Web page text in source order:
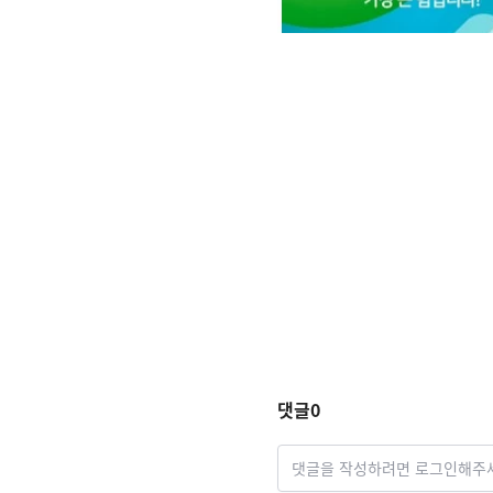
댓글0
댓글을 작성하려면 로그인해주